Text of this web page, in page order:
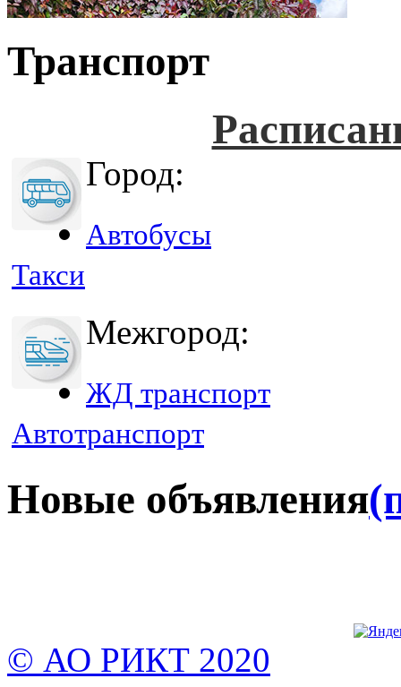
Транспорт
Город:
Автобусы
Такси
Межгород:
ЖД транспорт
Автотранспорт
Новые объявления
© АО РИКТ 2020